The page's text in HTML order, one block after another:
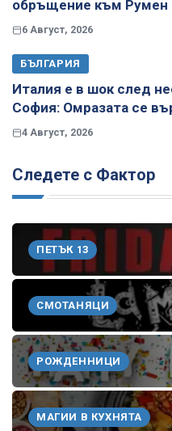
обръщение към Румен
6 Август, 2026
БЪЛГАРИЯ
Италия е в шок след
София: Омразата се
4 Август, 2026
Следете с Фактор
ПЕТЪК 13
СМОТАНЯЦИ
РОЖДЕННИЦИ
МАГИИ В КУХНЯТА